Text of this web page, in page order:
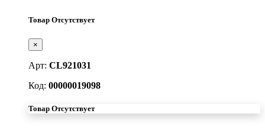
Товар Отсутствует
×
Арт: CL921031
Код: 00000019098
Товар Отсутствует